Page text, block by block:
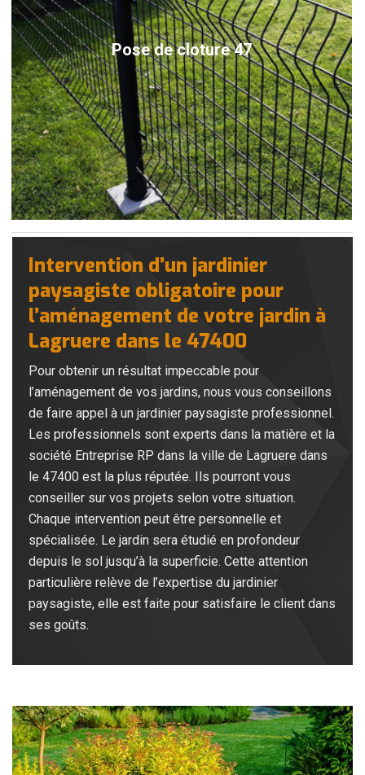
Pose de cloture 47
Intervention d’un jardinier
paysagiste obligatoire pour
l’aménagement de votre jardin à
Lagruere dans le 47400
Pour obtenir un résultat impeccable pour
l’aménagement de vos jardins, nous vous conseillons
de faire appel à un jardinier paysagiste professionnel.
Les professionnels sont experts dans la matière et la
société Entreprise RP dans la ville de Lagruere dans
le 47400 est la plus réputée. Ils pourront vous
conseiller sur vos projets selon votre situation.
Chaque intervention peut être personnelle et
spécialisée. Le jardin sera étudié en profondeur
depuis le sol jusqu’à la superficie. Cette attention
particulière relève de l’expertise du jardinier
paysagiste, elle est faite pour satisfaire le client dans
ses goûts.